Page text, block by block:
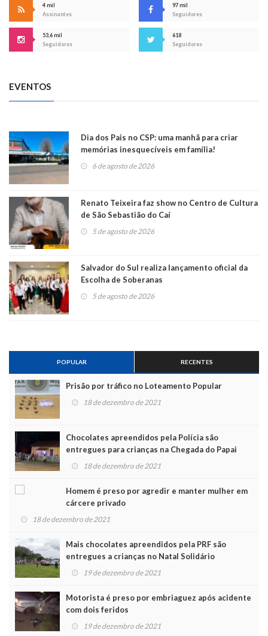
4 mil
Assinantes
97 mil
Seguidores
53,6 mil
Seguidores
618
Seguidores
EVENTOS
Dia dos Pais no CSP: uma manhã para criar
memórias inesquecíveis em família!
6 de agosto de 2026
Renato Teixeira faz show no Centro de Cultura
de São Sebastião do Caí
5 de agosto de 2026
Salvador do Sul realiza lançamento oficial da
Escolha de Soberanas
5 de agosto de 2026
POPULAR RECENTES
Prisão por tráfico no Loteamento Popular
18 de dezembro de 2021
Chocolates apreendidos pela Polícia são
entregues para crianças na Chegada do Papai
Noel 18 de dezembro de 2021
Homem é preso por agredir e manter mulher em
cárcere privado
18 de dezembro de 2021
Mais chocolates apreendidos pela PRF são
entregues a crianças no Natal Solidário
19 de dezembro de 2021
Motorista é preso por embriaguez após acidente
com dois feridos
19 de dezembro de 2021